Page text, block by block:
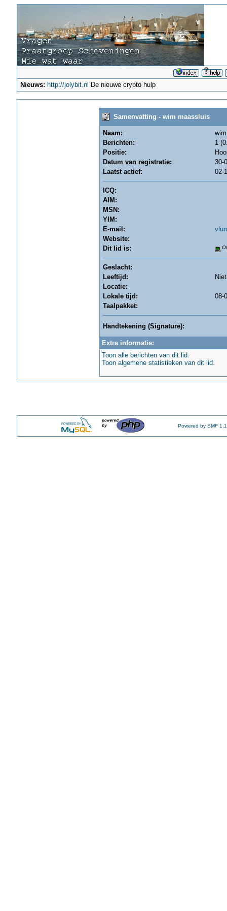
Nieuws: http://jolybit.nl De nieuwe crypto hulp
Samenvatting - wim maassluis
Naam:
Berichten:
1
Positie:
Datum van registratie:
30-
Laatst actief:
02-
ICQ:
AIM:
MSN:
YIM:
E-mail:
Website:
Dit lid is:
Geslacht:
Leeftijd:
Locatie:
Lokale tijd:
08-
Taalpakket:
Handtekening (Signature):
Extra informatie:
Toon alle berichten van dit lid.
Toon algemene statistieken van dit lid.
Powered by SMF